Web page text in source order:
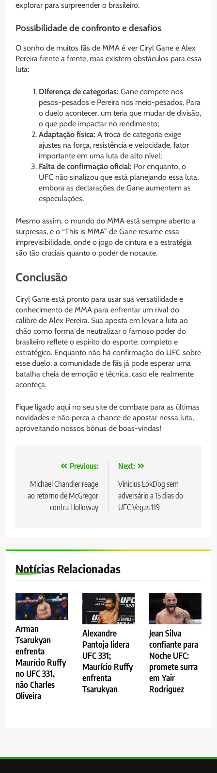
explorar para surpreender o brasileiro.
Possibilidade de confronto e desafios
O sonho de muitos fãs de MMA é ver Ciryl Gane e Alex
Pereira frente a frente, mas existem obstáculos para essa
luta:
Diferença de categorias: Gane compete nos
pesos-pesados e Pereira nos meio-pesados. Para
o duelo acontecer, um teria que mudar de divisão,
o que pode impactar no rendimento;
Adaptação física: A troca de categoria exige
ajustes na força, resistência e velocidade, fator
importante em uma luta de alto nível;
Falta de confirmação oficial: Por enquanto, o
UFC não sinalizou que está planejando essa luta,
embora as declarações de Gane aumentem as
especulações.
Mesmo assim, o mundo do MMA está sempre aberto a
surpresas, e o “This is MMA” de Gane resume essa
imprevisibilidade, onde o jogo de cintura e a estratégia
são tão cruciais quanto o poder de nocaute.
Conclusão
Ciryl Gane está pronto para usar sua versatilidade e
conhecimento de MMA para enfrentar um rival do
calibre de Alex Pereira. Sua aposta em levar a luta ao
chão como forma de neutralizar o famoso poder do
brasileiro reflete o espírito do esporte: completo e
estratégico. Enquanto não há confirmação do UFC sobre
esse duelo, a comunidade de fãs já pode esperar uma
batalha cheia de emoção e técnica, caso ele realmente
aconteça.
Fique ligado aqui no seu site de combate para as últimas
novidades e não perca a chance de apostar nessa luta,
aproveitando nossos bônus de boas-vindas!
Navegação
de
Post
Previous:
Michael Chandler reage
ao retorno de McGregor
contra Holloway
Next:
Vinicius LokDog sem
adversário a 15 dias do
UFC Vegas 119
Notícias Relacionadas
Arman
Tsarukyan
enfrenta
Maurício Ruffy
no UFC 331,
não Charles
Oliveira
Alexandre
Pantoja lidera
UFC 331;
Maurício Ruffy
enfrenta
Tsarukyan
Jean Silva
confiante para
Noche UFC:
promete surra
em Yair
Rodriguez